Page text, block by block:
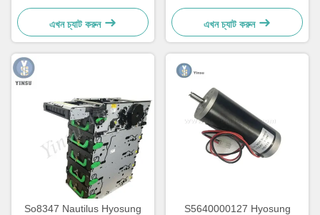
৭৩১০০০০৭০৯ ওএম
এখন চ্যাট করুন
অটোমেটেড টাকার মেশিনের যন্ত্রাংশ
এখন চ্যাট করুন
So8347 Nautilus Hyosung
S5640000127 Hyosung